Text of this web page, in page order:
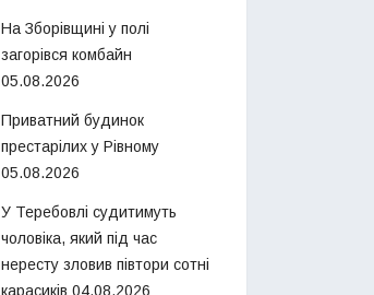
На Зборівщині у полі
загорівся комбайн
05.08.2026
Приватний будинок
престарілих у Рівному
05.08.2026
У Теребовлі судитимуть
чоловіка, який під час
нересту зловив півтори сотні
карасиків 04.08.2026